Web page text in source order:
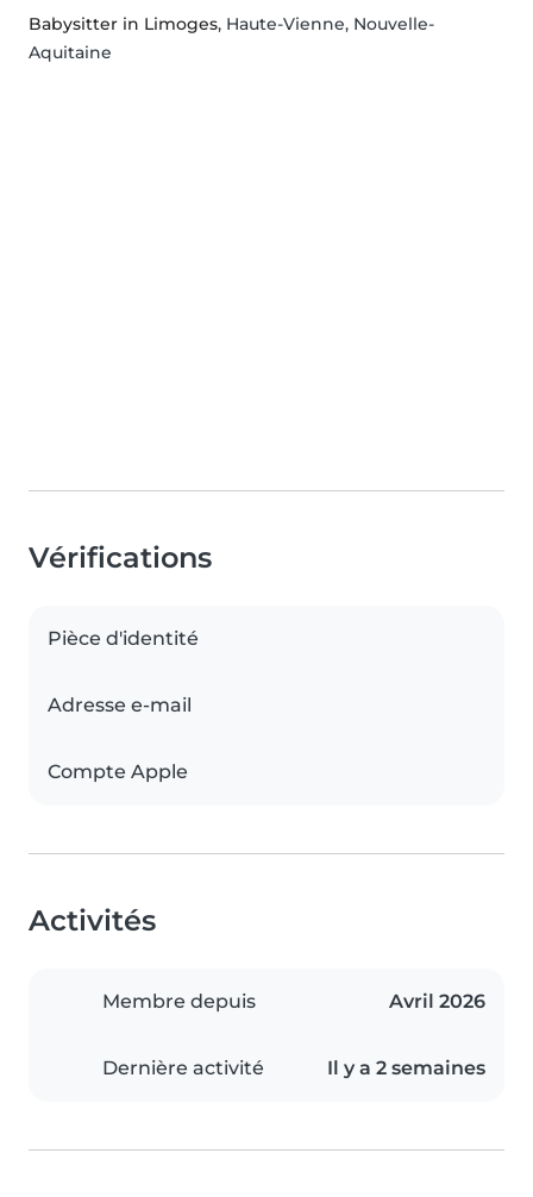
Babysitter in Limoges, Haute-Vienne, Nouvelle-
Aquitaine
Vérifications
Pièce d'identité
Adresse e-mail
Compte Apple
Activités
Membre depuis Avril 2026
Dernière activité Il y a 2 semaines